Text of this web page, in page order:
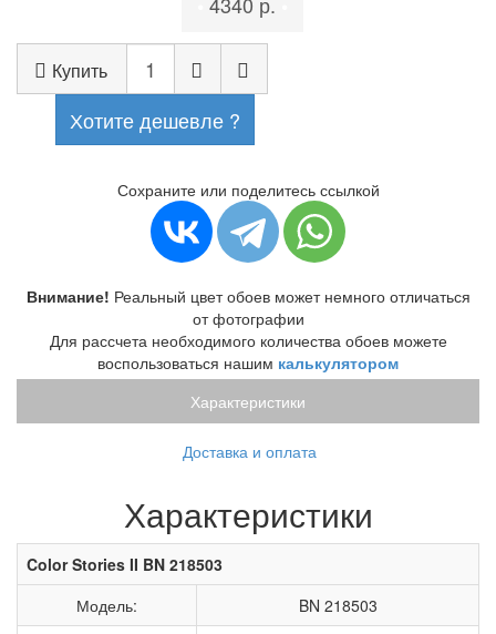
Купить
Хотите дешевле ?
Сохраните или поделитесь ссылкой
Внимание! Реальный цвет обоев может немного отличаться
от фотографии
Для рассчета необходимого количества обоев можете
воспользоваться нашим калькулятором
Характеристики
Доставка и оплата
Характеристики
Color Stories II BN 218503
Модель:
BN 218503